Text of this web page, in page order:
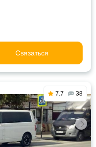
Связаться
7.7 38